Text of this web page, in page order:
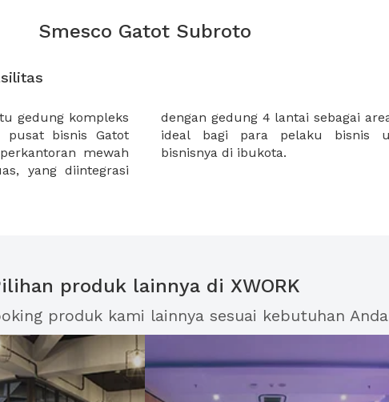
Smesco Gatot Subroto
gedung kompleks
pusat bisnis Gatot
mewah
yang diintegrasi
komersial. Sangat
aktifitas
bisnisnya di ibukota.
produk lainnya di XWORK
produk kami lainnya sesuai kebutuhan Anda